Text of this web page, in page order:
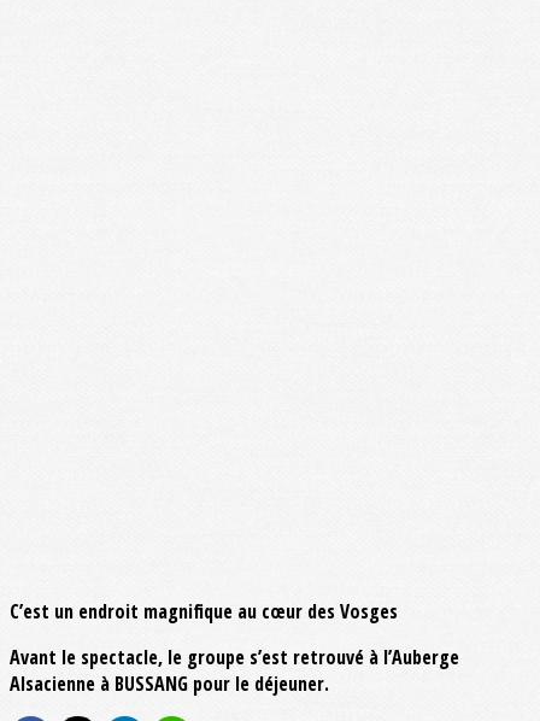
C’est un endroit magnifique au cœur des Vosges
Avant le spectacle, le groupe s’est retrouvé à l’Auberge
Alsacienne à BUSSANG pour le déjeuner.